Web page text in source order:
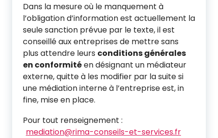
Dans la mesure où le manquement à
l’obligation d’information est actuellement la
seule sanction prévue par le texte, il est
conseillé aux entreprises de mettre sans
plus attendre leurs conditions générales
en conformitéen désignant un médiateur
externe, quitte à les modifier par la suite si
une médiation interne à l’entreprise est, in
fine, mise en place.
Pour tout renseignement :
mediation@rima-conseils-et-services.fr